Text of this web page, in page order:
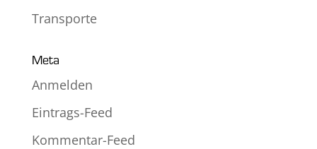
Transporte
Meta
Anmelden
Eintrags-Feed
Kommentar-Feed